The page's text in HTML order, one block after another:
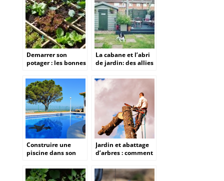
Demarrer son
potager : les bonnes
premiers legumes
maison
La cabane et l’abri
de jardin: des allies
de son jardin un
endroit cosy et
fonctionnel?
Construire une
piscine dans son
ambitieux
Jardin et abattage
d’arbres : comment